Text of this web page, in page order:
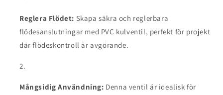
Reglera Flödet: Skapa säkra och reglerbara
flödesanslutningar med PVC kulventil, perfekt för projekt
där flödeskontroll är avgörande.
Mångsidig Användning: Denna ventil är idealisk för